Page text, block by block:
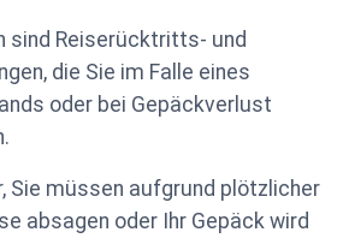
sind Reiserücktritts- und
die Sie im Falle eines
oder bei Gepäckverlust
Sie müssen aufgrund plötzlicher
absagen oder Ihr Gepäck wird